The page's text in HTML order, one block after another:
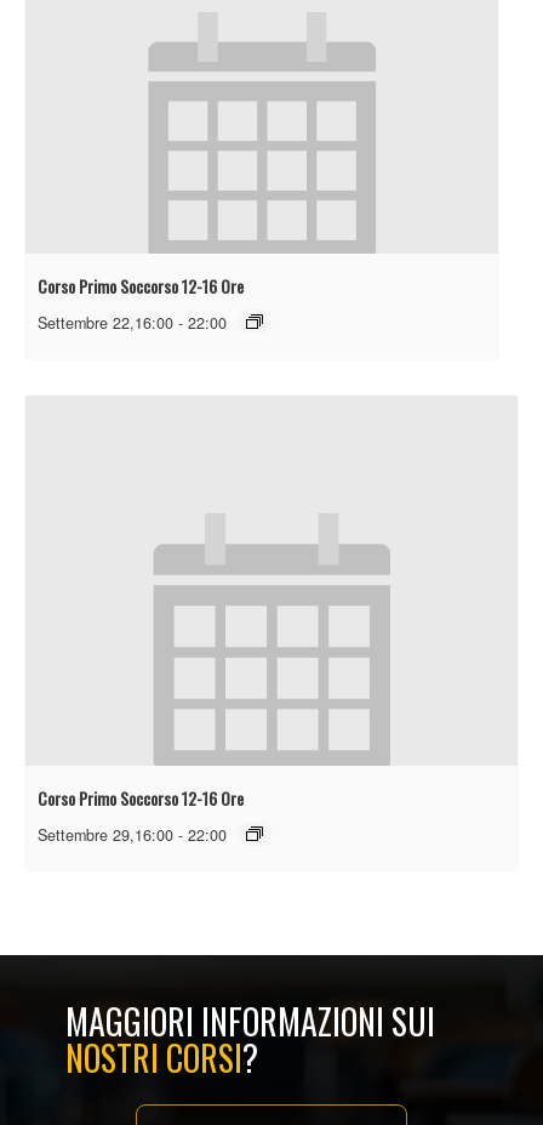
Corso Primo Soccorso 12-16 Ore
Settembre 22,16:00 - 22:00
Corso Primo Soccorso 12-16 Ore
Settembre 29,16:00 - 22:00
MAGGIORI INFORMAZIONI SUI
NOSTRI CORSI?